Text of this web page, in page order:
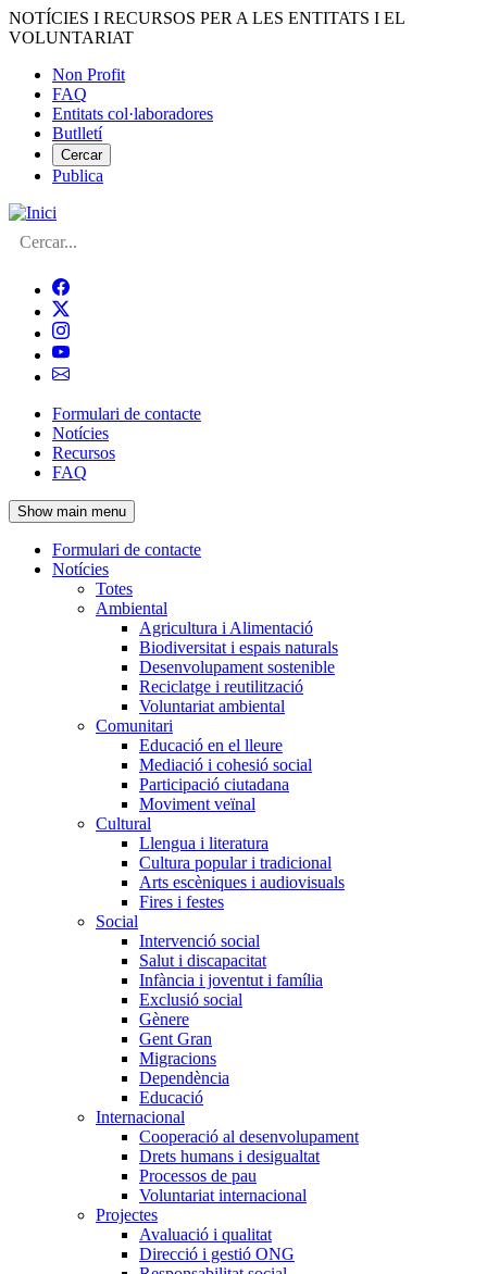
Vés
al
NOTÍCIES I RECURSOS PER A LES ENTITATS I EL
VOLUNTARIAT
Menú
del
compte
d'usuari
Non Profit
FAQ
Entitats col·laboradores
Butlletí
Cercar
Publica
Cerca
Navegació
principal
de
l'encapçalament
Formulari de contacte
Notícies
Recursos
FAQ
Show main menu
Navegació
principal
Formulari de contacte
Notícies
Totes
Ambiental
Agricultura i Alimentació
Biodiversitat i espais naturals
Desenvolupament sostenible
Reciclatge i reutilització
Voluntariat ambiental
Comunitari
Educació en el lleure
Mediació i cohesió social
Participació ciutadana
Moviment veïnal
Cultural
Llengua i literatura
Cultura popular i tradicional
Arts escèniques i audiovisuals
Fires i festes
Social
Intervenció social
Salut i discapacitat
Infància i joventut i família
Exclusió social
Gènere
Gent Gran
Migracions
Dependència
Educació
Internacional
Cooperació al desenvolupament
Drets humans i desigualtat
Processos de pau
Voluntariat internacional
Projectes
Avaluació i qualitat
Direcció i gestió ONG